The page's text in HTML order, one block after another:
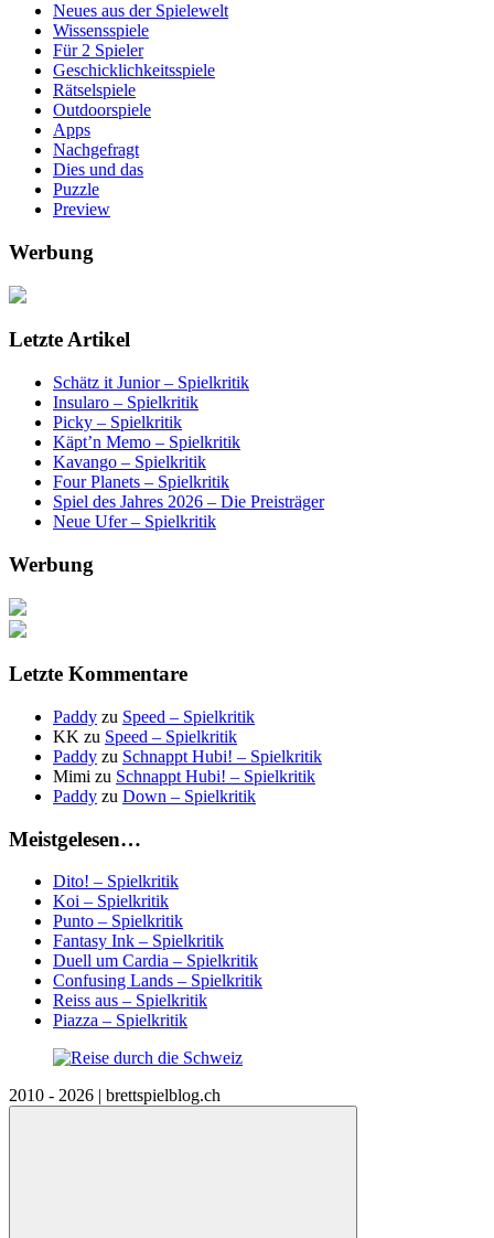
Neues aus der Spielewelt
Wissensspiele
Für 2 Spieler
Geschicklichkeitsspiele
Rätselspiele
Outdoorspiele
Apps
Nachgefragt
Dies und das
Puzzle
Preview
Werbung
Letzte Artikel
Schätz it Junior – Spielkritik
Insularo – Spielkritik
Picky – Spielkritik
Käpt’n Memo – Spielkritik
Kavango – Spielkritik
Four Planets – Spielkritik
Spiel des Jahres 2026 – Die Preisträger
Neue Ufer – Spielkritik
Werbung
Letzte Kommentare
Paddy zu Speed – Spielkritik
KK zu Speed – Spielkritik
Paddy zu Schnappt Hubi! – Spielkritik
Mimi zu Schnappt Hubi! – Spielkritik
Paddy zu Down – Spielkritik
Meistgelesen…
Dito! – Spielkritik
Koi – Spielkritik
Punto – Spielkritik
Fantasy Ink – Spielkritik
Duell um Cardia – Spielkritik
Confusing Lands – Spielkritik
Reiss aus – Spielkritik
Piazza – Spielkritik
2010 - 2026 | brettspielblog.ch